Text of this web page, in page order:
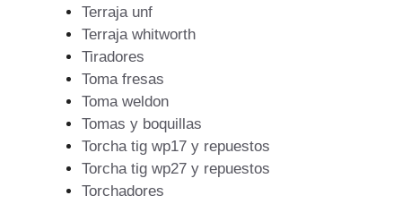
Terraja unf
Terraja whitworth
Tiradores
Toma fresas
Toma weldon
Tomas y boquillas
Torcha tig wp17 y repuestos
Torcha tig wp27 y repuestos
Torchadores